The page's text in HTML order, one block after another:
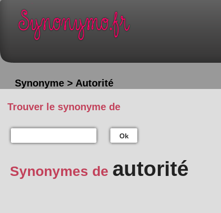
Synonyme > Autorité
Trouver le synonyme de
Ok
Synonymes de autorité